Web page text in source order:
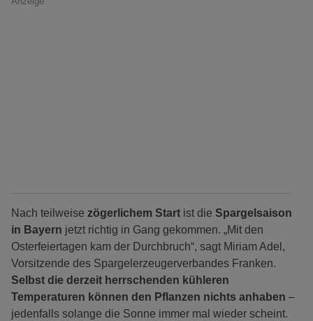
Nach teilweise zögerlichem Start ist die Spargelsaison
in Bayern jetzt richtig in Gang gekommen. „Mit den
Osterfeiertagen kam der Durchbruch“, sagt Miriam Adel,
Vorsitzende des Spargelerzeugerverbandes Franken.
Selbst die derzeit herrschenden kühleren
Temperaturen können den Pflanzen nichts anhaben –
jedenfalls solange die Sonne immer mal wieder scheint.